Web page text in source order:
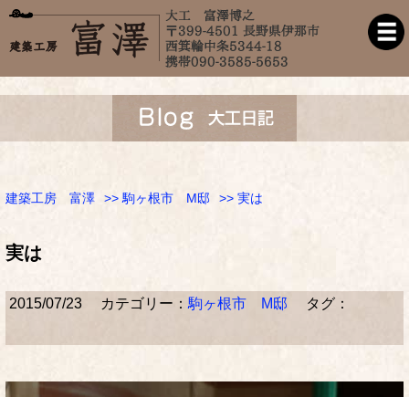
建築工房 富澤 >> 駒ヶ根市 M邸 >> 実は
実は
2015/07/23 カテゴリー： 駒ヶ根市 M邸 タグ：